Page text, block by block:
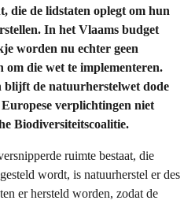
die de lidstaten oplegt om hun
In het Vlaams budget
worden nu echter geen
om die wet te implementeren.
blijft de natuurherstelwet dode
verplichtingen niet
Biodiversiteitscoalitie.
ruimte bestaat, die
wordt, is natuurherstel er des
er hersteld worden, zodat de